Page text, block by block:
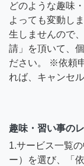
どのような趣味
よっても変動し
生しませんので
請」を頂いて、
ださい。 ※依頼
れば、キャンセ
趣味・習い事の
1.サービス一覧
ー）を選び、「